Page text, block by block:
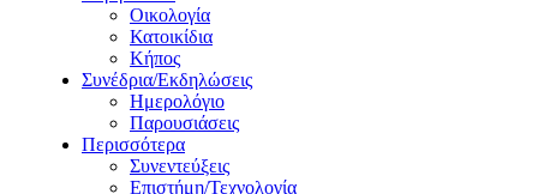
Οικολογία
Κατοικίδια
Κήπος
Συνέδρια/Εκδηλώσεις
Ημερολόγιο
Παρουσιάσεις
Περισσότερα
Συνεντεύξεις
Επιστήμη/Τεχνολογία